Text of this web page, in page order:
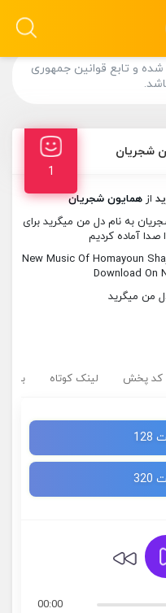
و تابع قوانین جمهوری
شجریان
1
ازهمایون شجریان
به نام دل من میگرید برای
صدا آماده کردیم
New Music Of Homayoun
Download On
کد پخش لینک کوتاه
00:00